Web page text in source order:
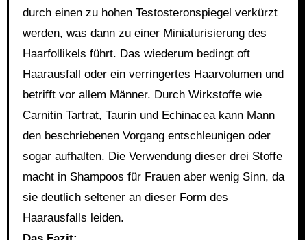
durch einen zu hohen Testosteronspiegel verkürzt
werden, was dann zu einer Miniaturisierung des
Haarfollikels führt. Das wiederum bedingt oft
Haarausfall oder ein verringertes Haarvolumen und
betrifft vor allem Männer. Durch Wirkstoffe wie
Carnitin Tartrat, Taurin und Echinacea kann Mann
den beschriebenen Vorgang entschleunigen oder
sogar aufhalten. Die Verwendung dieser drei Stoffe
macht in Shampoos für Frauen aber wenig Sinn, da
sie deutlich seltener an dieser Form des
Haarausfalls leiden.